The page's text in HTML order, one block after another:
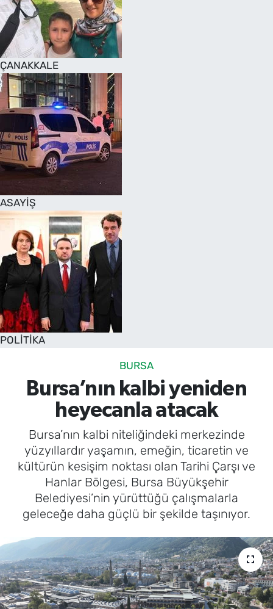
ÇANAKKALE
ASAYİŞ
POLİTİKA
BURSA
Bursa’nın kalbi yeniden
heyecanla atacak
Bursa’nın kalbi niteliğindeki merkezinde
yüzyıllardır yaşamın, emeğin, ticaretin ve
kültürün kesişim noktası olan Tarihi Çarşı ve
Hanlar Bölgesi, Bursa Büyükşehir
Belediyesi’nin yürüttüğü çalışmalarla
geleceğe daha güçlü bir şekilde taşınıyor.
SAĞLIK
TV REHBERİ